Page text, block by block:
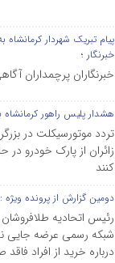
پیام تبریک شهردار
خبرنگار ؛
خبرنگاران پرچمداران
هشدار پلیس راهور کرمانشاه
تردد موتورسیکلت در
زائران از پارک خودرو
کنند
دومین گزارش از پرونده ویژه :طلای ۱۸ عیار یا
رئیس اتحادیه
شبکه رسمی عرضه جایی
درباره خرید از افراد